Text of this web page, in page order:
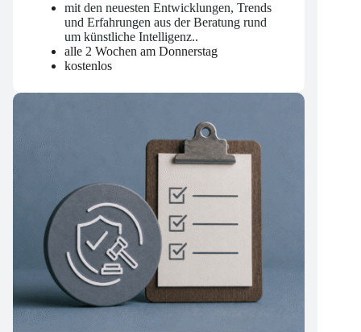
mit den neuesten Entwicklungen, Trends
und Erfahrungen aus der Beratung rund
um künstliche Intelligenz..
alle 2 Wochen am Donnerstag